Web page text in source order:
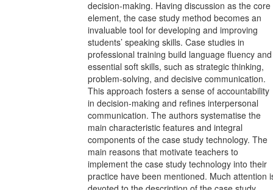
decision-making. Having discussion as the core
element, the case study method becomes an
invaluable tool for developing and improving
students’ speaking skills. Case studies in
professional training build language fluency and
essential soft skills, such as strategic thinking,
problem-solving, and decisive communication.
This approach fosters a sense of accountability
in decision-making and refines interpersonal
communication. The authors systematise the
main characteristic features and integral
components of the case study technology. The
main reasons that motivate teachers to
implement the case study technology into their
practice have been mentioned. Much attention